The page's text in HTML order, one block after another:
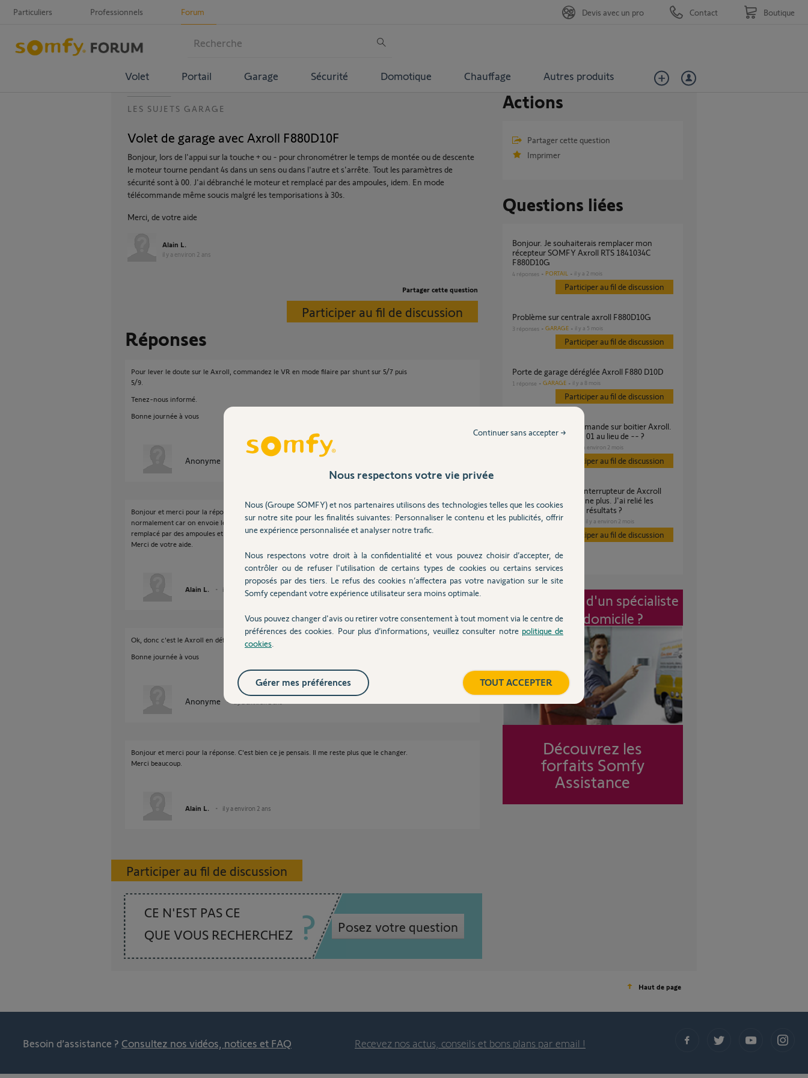
Particuliers Professionnels Forum
Volet Portail Garage Sécurité Domotique Chauffage Autres produits
Devis avec un pro Contact Boutique
LES SUJETS GARAGE
Volet de garage avec Axroll F880D10F
Bonjour, lors de l'appui sur la touche + ou - pour chronométrer le temps de montée ou de descente
le moteur tourne pendant 4s dans un sens ou dans l'autre et s'arrête. Tout les paramètres de
sécurité sont à 00. J'ai débranché le moteur et remplacé par des ampoules, idem. En mode
télécommande même soucis malgré les temporisations à 30s.
Merci, de votre aide
Alain L.
il y a environ 2 ans
Partager cette question
Participer au fil de discussion
Réponses
Pour lever le doute sur le Axroll, commandez le VR en mode filaire par shunt sur 5/7 puis
5/9.
Tenez-nous informé.
Bonne journée à vous
Anonyme
Bonjour et merci pour la réponse. En faisant les shunts indiqués tout fonctionne
normalement car on envoie le 220v directement. Je n'ai pas le moteur avec moi, il est
remplacé par des ampoules et le défaut est identique.
Merci de votre aide.
Alain L. il y a environ 2 ans
Ok, donc c'est le Axroll en défaut.
Bonne journée à vous
Anonyme
Bonjour et merci pour la réponse. C'est bien ce je pensais. Il me reste plus que le changer.
Merci beaucoup.
Alain L. il y a environ 2 ans
Participer au fil de discussion
CE N'EST PAS CE
QUE VOUS RECHERCHEZ
Posez votre question
Actions
Partager cette question
Imprimer
Questions liées
Bonjour. Je souhaiterais remplacer mon
récepteur SOMFY Axroll RTS 1841034C
F880D10G
4 réponses PORTAIL il y a 2 mois
Participer au fil de discussion
Problème sur centrale axroll F880D10G
3 réponses GARAGE il y a 5 mois
Participer au fil de discussion
Porte de garage déréglée Axroll F880 D10D
1 réponse GARAGE il y a 8 mois
Participer au fil de discussion
En mode P08 affiche 01 au lieu de -- ?
il y a environ 2 mois
Participer au fil de discussion
1841034 ne fonctionne plus. J'ai relié les
bornes 14 et 18 sans résultats ?
1réponse DOMOTIQUE il y a environ 2 mois
Participer au fil de discussion
Intervention d'un spécialiste
à mon domicile ?
Découvrez les
forfaits Somfy
Assistance
Haut de page
Besoin d’assistance ? Consultez nos vidéos, notices et FAQ Recevez nos actus, conseils et bons plans par email !
Nous respectons votre vie privée
Nous (Groupe SOMFY) et nos partenaires utilisons des technologies telles que les cookies
sur notre site pour les finalités suivantes: Personnaliser le contenu et les publicités, offrir
une expérience personnalisée et analyser notre trafic.
Nous respectons votre droit à la confidentialité et vous pouvez choisir d’accepter, de
contrôler ou de refuser l'utilisation de certains types de cookies ou certains services
proposés par des tiers. Le refus des cookies n’affectera pas votre navigation sur le site
Somfy cependant votre expérience utilisateur sera moins optimale.
Vous pouvez changer d'avis ou retirer votre consentement à tout moment via le centre de
préférences des cookies. Pour plus d’informations, veuillez consulter notre politique de
cookies
Continuer sans accepter →
TOUT ACCEPTER
Gérer mes préférences